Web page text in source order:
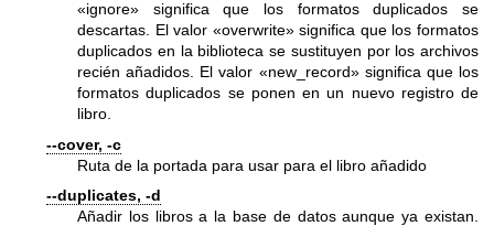
«ignore» significa que los formatos duplicados se
descartas. El valor «overwrite» significa que los formatos
duplicados en la biblioteca se sustituyen por los archivos
recién añadidos. El valor «new_record» significa que los
formatos duplicados se ponen en un nuevo registro de
libro.
--cover, -c
Ruta de la portada para usar para el libro añadido
--duplicates, -d
Añadir los libros a la base de datos aunque ya existan.